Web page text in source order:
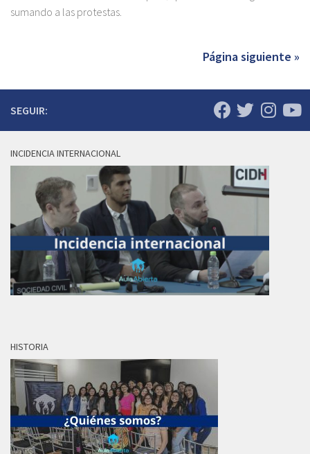
sumando a las protestas.
Página siguiente »
SEGUIR:
INCIDENCIA INTERNACIONAL
HISTORIA